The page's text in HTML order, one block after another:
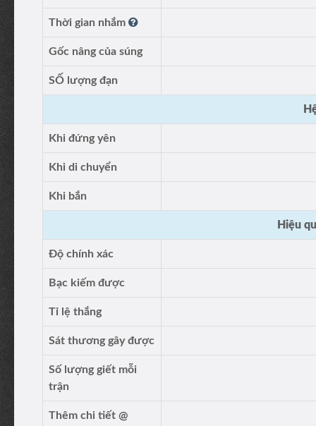
Thời gian nhắm
Gốc nâng của súng
SỐ lượng đạn
Khi đứng yên
Khi di chuyển
Khi bắn
Hiệu
Độ chính xác
Bạc kiếm được
Tỉ lệ thắng
Sát thương gây được
Số lượng giết mỗi
trận
Thêm chi tiết @